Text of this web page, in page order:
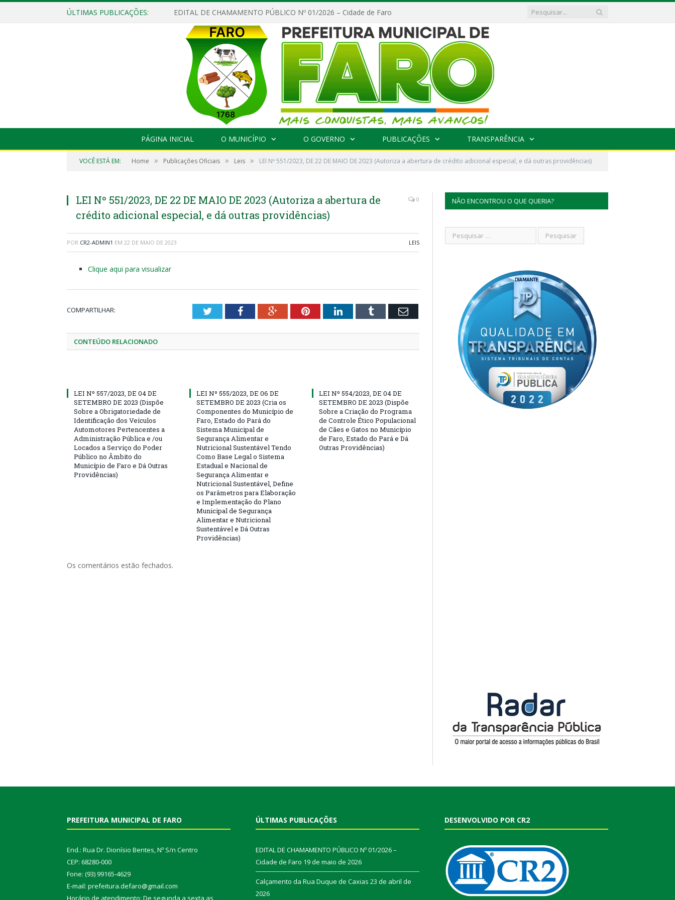
ÚLTIMAS PUBLICAÇÕES: EDITAL DE CHAMAMENTO PÚBLICO Nº 01/2026 – Cidade de Faro
PÁGINA INICIAL O MUNICÍPIO O GOVERNO PUBLICAÇÕES TRANSPARÊNCIA
VOCÊ ESTÁ EM: Home » Publicações Oficiais » Leis » LEI Nº 551/2023, DE 22 DE MAIO DE 2023 (Autoriza a abertura de crédito adicional especial, e dá outras providências)
LEI Nº 551/2023, DE 22 DE MAIO DE 2023 (Autoriza a abertura de
crédito adicional especial, e dá outras providências)
0
POR CR2-ADMIN1 EM 22 DE MAIO DE 2023 LEIS
Clique aqui para visualizar
COMPARTILHAR: TwitterFacebookGoogle+PinterestLinkedInTumblr Email
CONTEÚDO RELACIONADO
LEI Nº 557/2023, DE 04 DE
SETEMBRO DE 2023 (Dispõe
Sobre a Obrigatoriedade de
Identificação dos Veículos
Automotores Pertencentes a
Administração Pública e /ou
Locados a Serviço do Poder
Público no Âmbito do
Município de Faro e Dá Outras
Providências)
LEI Nº 555/2023, DE 06 DE
SETEMBRO DE 2023 (Cria os
Componentes do Município de
Faro, Estado do Pará do
Sistema Municipal de
Segurança Alimentar e
Nutricional Sustentável Tendo
Como Base Legal o Sistema
Estadual e Nacional de
Segurança Alimentar e
Nutricional Sustentável, Define
os Parâmetros para Elaboração
e Implementação do Plano
Municipal de Segurança
Alimentar e Nutricional
Sustentável e Dá Outras
Providências)
LEI Nº 554/2023, DE 04 DE
SETEMBRO DE 2023 (Dispõe
Sobre a Criação do Programa
de Controle Ético Populacional
de Cães e Gatos no Município
de Faro, Estado do Pará e Dá
Outras Providências)
Os comentários estão fechados.
NÃO ENCONTROU O QUE QUERIA?
PREFEITURA MUNICIPAL DE FARO
End.: Rua Dr. Dionísio Bentes, Nº S/n Centro
CEP: 68280-000
Fone: (93) 99165-4629
E-mail: prefeitura.defaro@gmail.com
Horário de atendimento: De segunda a sexta as
ÚLTIMAS PUBLICAÇÕES
EDITAL DE CHAMAMENTO PÚBLICO Nº 01/2026 –
Cidade de Faro 19 de maio de 2026
Calçamento da Rua Duque de Caxias 23 de abril de
2026
DESENVOLVIDO POR CR2